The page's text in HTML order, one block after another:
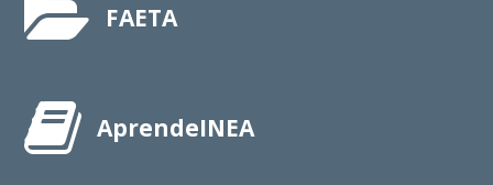
FAETA
AprendeINEA